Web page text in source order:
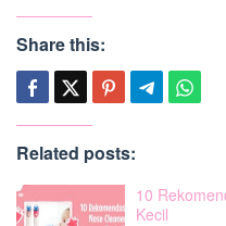
Share this:
Related posts:
10
Kecil